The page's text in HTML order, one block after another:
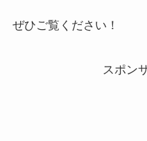
ぜひご覧ください！
スポン